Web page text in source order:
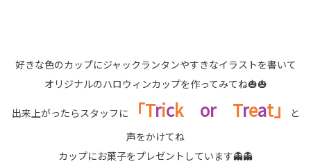
好きな色のカップにジャックランタンやすきなイラストを書いて
オリジナルのハロウィンカップを作ってみてね🎃🎃
出来上がったらスタッフに 「Trick orTreat」
と
声をかけてね
カップにお菓子をプレゼントしています👻👻